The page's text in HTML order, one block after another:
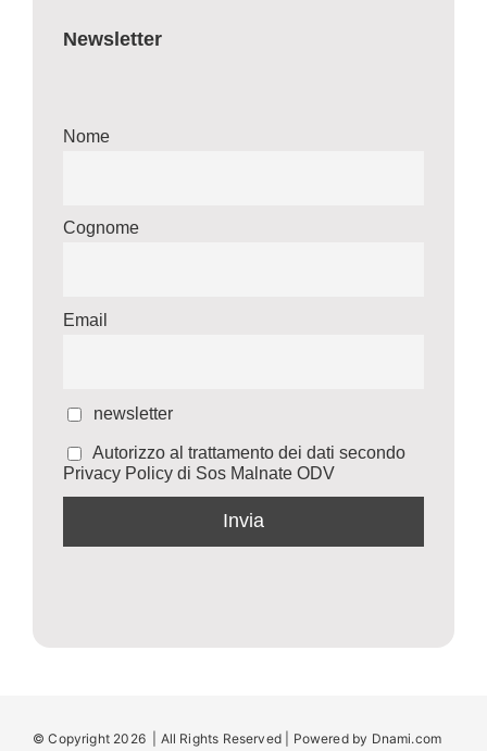
Newsletter
Nome
Cognome
Email
newsletter
Autorizzo al trattamento dei dati secondo
Privacy Policy di Sos Malnate ODV
© Copyright 2026 | All Rights Reserved | Powered by Dnami.com